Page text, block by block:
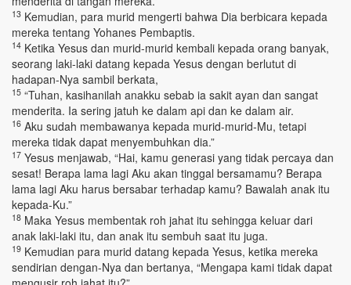
13 Kemudian, para murid mengerti bahwa Dia berbicara kepada
mereka tentang Yohanes Pembaptis.
14 Ketika Yesus dan murid-murid kembali kepada orang banyak,
seorang laki-laki datang kepada Yesus dengan berlutut di
hadapan-Nya sambil berkata,
15 “Tuhan, kasihanilah anakku sebab ia sakit ayan dan sangat
menderita. Ia sering jatuh ke dalam api dan ke dalam air.
16 Aku sudah membawanya kepada murid-murid-Mu, tetapi
mereka tidak dapat menyembuhkan dia.”
17 Yesus menjawab, “Hai, kamu generasi yang tidak percaya dan
sesat! Berapa lama lagi Aku akan tinggal bersamamu? Berapa
lama lagi Aku harus bersabar terhadap kamu? Bawalah anak itu
kepada-Ku.”
18 Maka Yesus membentak roh jahat itu sehingga keluar dari
anak laki-laki itu, dan anak itu sembuh saat itu juga.
19 Kemudian para murid datang kepada Yesus, ketika mereka
sendirian dengan-Nya dan bertanya, “Mengapa kami tidak dapat